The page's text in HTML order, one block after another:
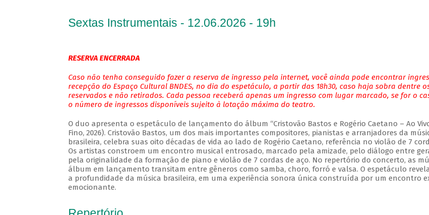
Sextas Instrumentais - 12.06.2026 - 19h
RESERVA ENCERRADA
Caso não tenha conseguido fazer a reserva de ingresso pela internet, você ainda pode encontrar
recepção do Espaço Cultural BNDES, no dia do espetáculo, a partir das 18h30, caso haja sobra dentre
reservados e não retirados. Cada pessoa receberá apenas um ingresso com lugar marcado, se for o
o número de ingressos disponíveis sujeito à lotação máxima do teatro.
O duo apresenta o espetáculo de lançamento do álbum “Cristovão Bastos e Rogério Caetano – Ao
Fino, 2026). Cristovão Bastos, um dos mais importantes compositores, pianistas e arranjadores da
brasileira, celebra suas oito décadas de vida ao lado de Rogério Caetano, referência no violão de 7
Os artistas constroem um encontro musical entrosado, marcado pela amizade, pelo diálogo entre
pela originalidade da formação de piano e violão de 7 cordas de aço. No repertório do concerto, as
álbum em lançamento transitam entre gêneros como samba, choro, forró e valsa. O espetáculo
a profundidade da música brasileira, em uma experiência sonora única construída por um encontro
emocionante.